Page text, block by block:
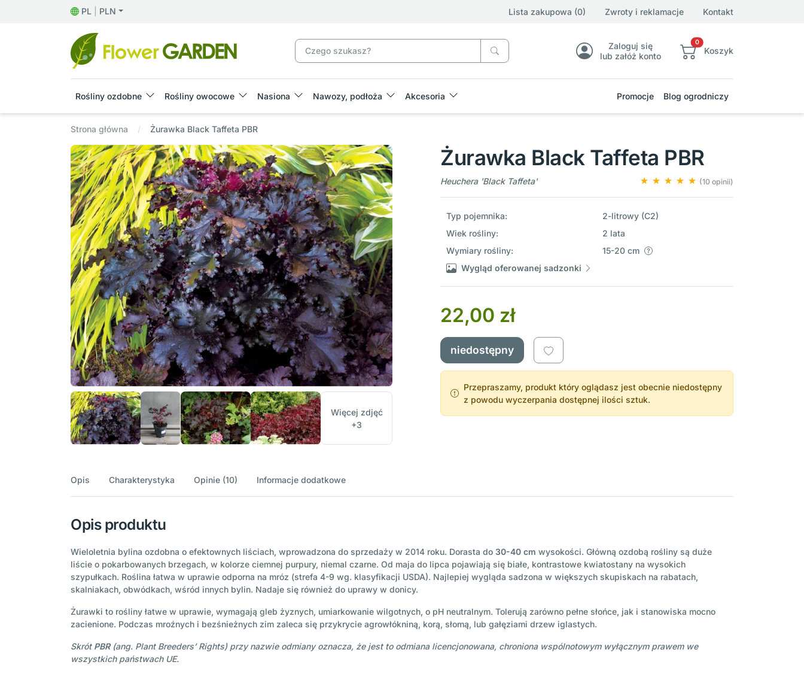
PL PLN Lista zakupowa (0) Zwroty i reklamacje Kontakt
Zaloguj się
lub załóż konto
0
Koszyk
Rośliny ozdobne Rośliny owocowe Nasiona Nawozy, podłoża Akcesoria Promocje Blog ogrodniczy
Strona główna Żurawka Black Taffeta PBR
Więcej zdjęć
+3
Żurawka Black Taffeta PBR
Heuchera 'Black Taffeta' (10 opinii)
Typ pojemnika:
2-litrowy (C2)
Wiek rośliny:
2 lata
Wymiary rośliny:
15-20 cm
Wygląd oferowanej sadzonki
22,00 zł
niedostępny
Przepraszamy, produkt który oglądasz jest obecnie niedostępny
z powodu wyczerpania dostępnej ilości sztuk.
Opis Charakterystyka Opinie (10) Informacje dodatkowe
Opis produktu
Wieloletnia bylina ozdobna o efektownych liściach, wprowadzona do sprzedaży w 2014 roku. Dorasta do 30-40 cm wysokości. Główną ozdobą rośliny są duże
liście o pokarbowanych brzegach, w kolorze ciemnej purpury, niemal czarne. Od maja do lipca pojawiają się białe, kontrastowe kwiatostany na wysokich
szypułkach. Roślina łatwa w uprawie odporna na mróz (strefa 4-9 wg. klasyfikacji USDA). Najlepiej wygląda sadzona w większych skupiskach na rabatach,
skalniakach, obwódkach, wśród innych bylin. Nadaje się również do uprawy w donicy.
Żurawki to rośliny łatwe w uprawie, wymagają gleb żyznych, umiarkowanie wilgotnych, o pH neutralnym. Tolerują zarówno pełne słońce, jak i stanowiska mocno
zacienione. Podczas mroźnych i bezśnieżnych zim zaleca się przykrycie agrowłókniną, korą, słomą, lub gałęziami drzew iglastych.
Skrót PBR(ang. Plant Breeders’ Rights) przy nazwie odmiany oznacza, że jest to odmiana licencjonowana, chroniona wspólnotowym wyłącznym prawem we
wszystkich państwach UE.